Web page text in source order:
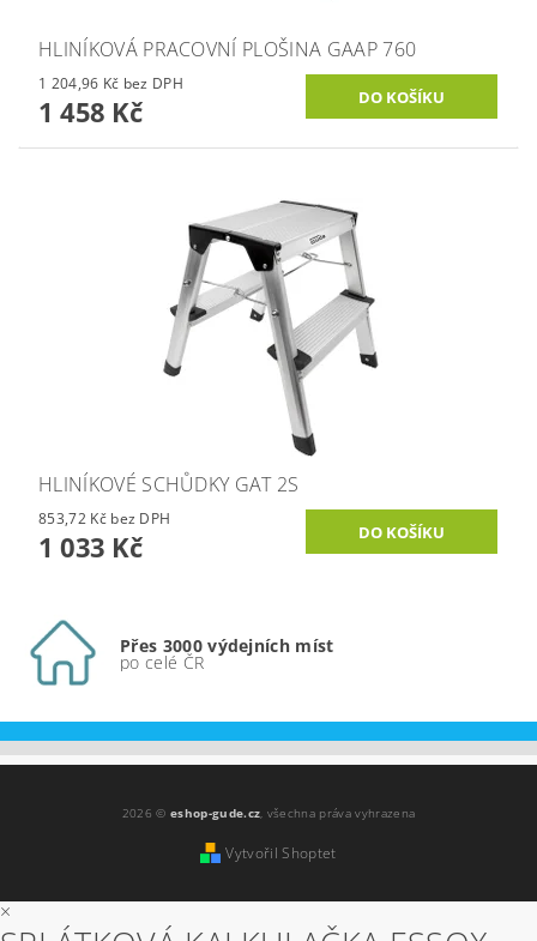
HLINÍKOVÁ PRACOVNÍ PLOŠINA GAAP 760
1 204,96 Kč bez DPH
1 458 Kč
HLINÍKOVÉ SCHŮDKY GAT 2S
853,72 Kč bez DPH
1 033 Kč
Přes 3000 výdejních míst
po celé ČR
2026 ©eshop-gude.cz, všechna práva vyhrazena
Vytvořil Shoptet
×